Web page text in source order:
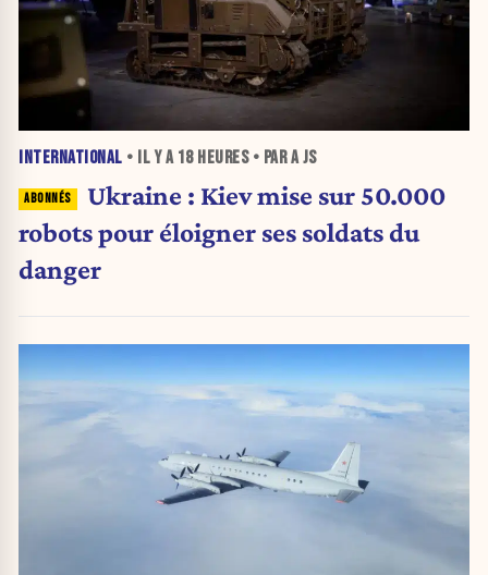
INTERNATIONAL • IL Y A 18 HEURES• PAR A JS
Ukraine : Kiev mise sur 50.000
robots pour éloigner ses soldats du
danger